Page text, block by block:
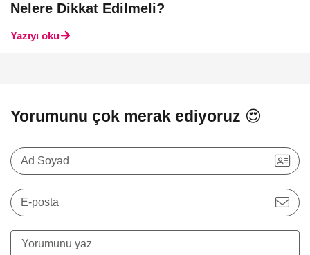
Nelere Dikkat Edilmeli?
Yazıyı oku
Yorumunu çok merak ediyoruz 😍
Ad Soyad
E-posta